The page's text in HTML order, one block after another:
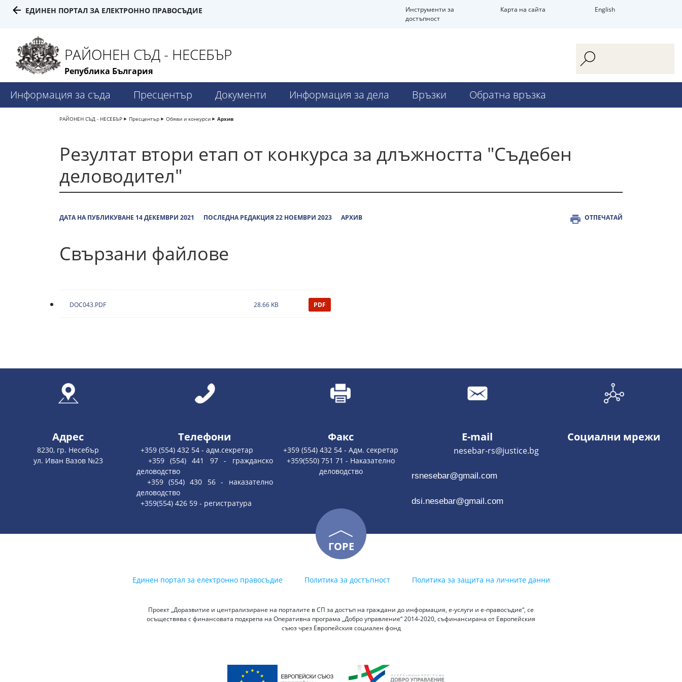
ЕДИНЕН ПОРТАЛ ЗА ЕЛЕКТРОННО ПРАВОСЪДИЕ
Инструменти за
достъпност
Карта на сайта English
РАЙОНЕН СЪД - НЕСЕБЪР
Република България
Информация за съда Пресцентър Документи Информация за дела Връзки Обратна връзка
РАЙОНЕН СЪД - НЕСЕБЪР Пресцентър Обяви и конкурси Архив
Резултат втори етап от конкурса за длъжността "Съдебен
деловодител"
ДАТА НА ПУБЛИКУВАНЕ 14 ДЕКЕМВРИ 2021 ПОСЛЕДНА РЕДАКЦИЯ 22 НОЕМВРИ 2023 АРХИВ ОТПЕЧАТАЙ
Свързани файлове
DOC043.PDF 28.66 KB PDF
Адрес
8230, гр. Несебър
ул. Иван Вазов №23
Телефони
+359 (554) 432 54 - адм.секретар
+359 (554) 441 97 - гражданско
деловодство
+359 (554) 430 56 - наказателно
деловодство
+359(554) 426 59 - регистратура
Факс
+359 (554) 432 54 - Адм. секретар
+359(550) 751 71 - Наказателно
деловодство
E-mail
nesebar-rs@justice.bg
rsnesebar@gmail.com
dsi.nesebar@gmail.com
Социални мрежи
ГОРЕ
Единен портал за електронно правосъдие Политика за достъпност Политика за защита на личните данни
Проект „Доразвитие и централизиране на порталите в СП за достъп на граждани до информация, е-услуги и е-правосъдие“, се
осъществява с финансовата подкрепа на Оперативна програма „Добро управление“ 2014-2020, съфинансирана от Европейския
съюз чрез Европейския социален фонд